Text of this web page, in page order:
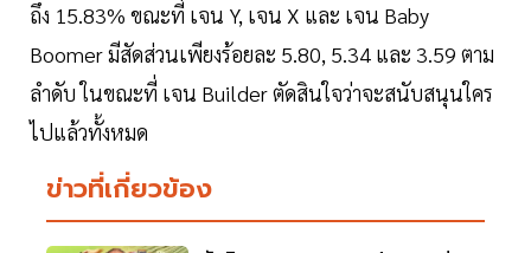
ถึง 15.83% ขณะที่ เจน Y, เจน X และ เจน Baby
Boomer มีสัดส่วนเพียงร้อยละ 5.80, 5.34 และ 3.59 ตาม
ลำดับ ในขณะที่ เจน Builder ตัดสินใจว่าจะสนับสนุนใคร
ไปแล้วทั้งหมด
ข่าวที่เกี่ยวข้อง